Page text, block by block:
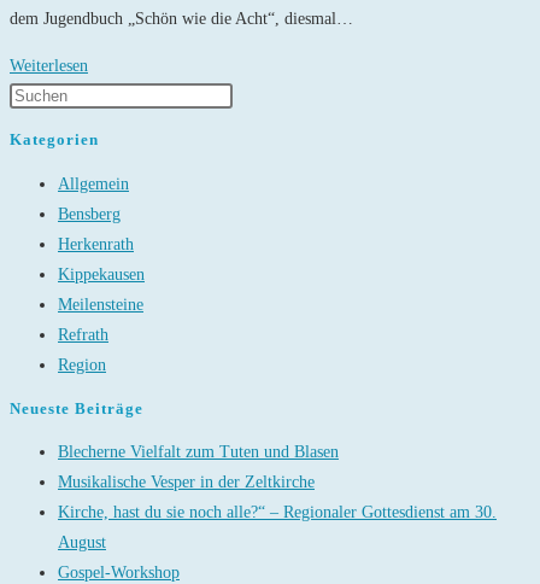
dem Jugendbuch „Schön wie die Acht“, diesmal…
Weiterlesen
–
Literaturgottesdienst
Kategorien
Allgemein
Bensberg
Herkenrath
Kippekausen
Meilensteine
Refrath
Region
Neueste Beiträge
Blecherne Vielfalt zum Tuten und Blasen
Musikalische Vesper in der Zeltkirche
Kirche, hast du sie noch alle?“ – Regionaler Gottesdienst am 30.
August
Gospel-Workshop